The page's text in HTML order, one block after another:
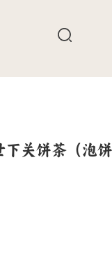
关饼茶（泡